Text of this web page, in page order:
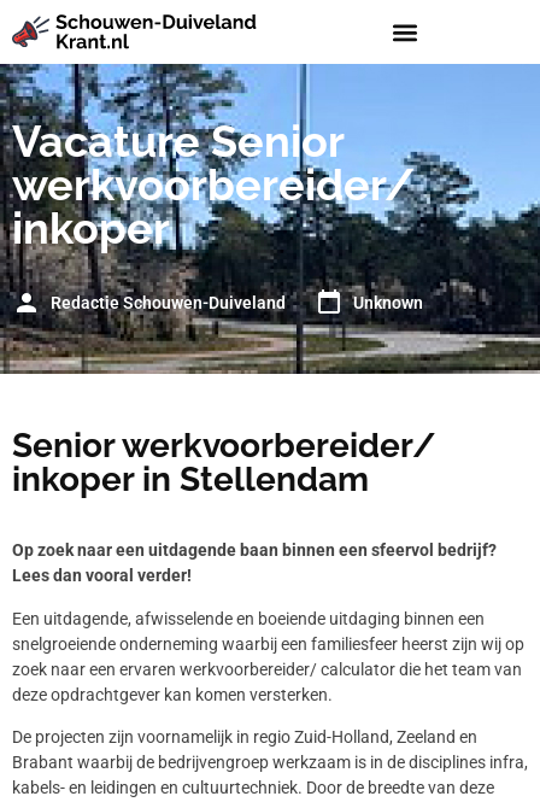
Vacature Senior
werkvoorbereider/
inkoper
Redactie Schouwen-Duiveland Unknown
Senior werkvoorbereider/
inkoper in Stellendam
Op zoek naar een uitdagende baan binnen een sfeervol bedrijf?
Lees dan vooral verder!
Een uitdagende, afwisselende en boeiende uitdaging binnen een
snelgroeiende onderneming waarbij een familiesfeer heerst zijn wij op
zoek naar een ervaren werkvoorbereider/ calculator die het team van
deze opdrachtgever kan komen versterken.
De projecten zijn voornamelijk in regio Zuid-Holland, Zeeland en
Brabant waarbij de bedrijvengroep werkzaam is in de disciplines infra,
kabels- en leidingen en cultuurtechniek. Door de breedte van deze